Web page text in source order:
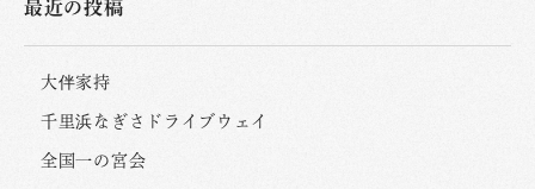
最近の投稿
大伴家持
千里浜なぎさドライブウェイ
全国一の宮会